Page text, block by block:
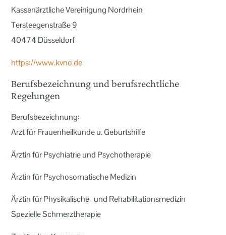
Kassenärztliche Vereinigung Nordrhein
Tersteegenstraße 9
40474 Düsseldorf
https://www.kvno.de
Berufsbezeichnung und berufsrechtliche
Regelungen
Berufsbezeichnung:
Arzt für Frauenheilkunde u. Geburtshilfe
Ärztin für Psychiatrie und Psychotherapie
Ärztin für Psychosomatische Medizin
Ärztin für Physikalische- und Rehabilitationsmedizin
Spezielle Schmerztherapie